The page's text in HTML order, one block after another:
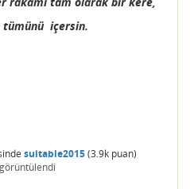
tümünü içersin.
suitable2015(3.9k puan)